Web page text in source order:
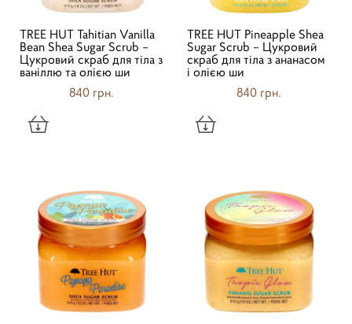
TREE HUT Tahitian Vanilla
Bean Shea Sugar Scrub –
Цукровий скраб для тіла з
ваніллю та олією ши
840 грн.
TREE HUT Pineapple Shea
Sugar Scrub – Цукровий
скраб для тіла з ананасом
і олією ши
840 грн.